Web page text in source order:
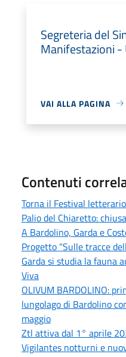
Segreteria del
Manifestazioni
VAI ALLA PAGINA
Contenuti
Torna il Festival
Palio del Chiaretto:
A Bardolino, Garda e
Progetto “Sulle tracce
Garda si studia la fauna
Viva
OLIVUM BARDOLINO:
lungolago di Bardolino
maggio
Ztl attiva dal 1° aprile
Vigilantes notturni e